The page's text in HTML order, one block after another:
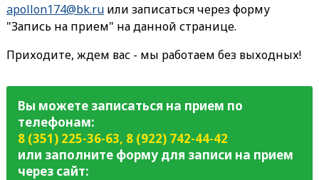
apollon174@bk.ruили записаться через форму
"Запись на прием" на данной странице.
Приходите, ждем вас - мы работаем без выходных!
Вы можете записаться на прием по
телефонам:
8 (351) 225-36-63, 8 (922) 742-44-42
или заполните форму для записи на прием
через сайт: